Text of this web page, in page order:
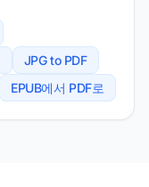
JPG to PDF
EPUB에서 PDF로